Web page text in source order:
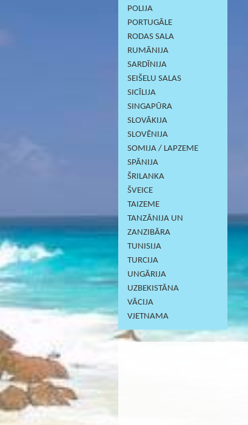
POLIJA
PORTUGĀLE
RODAS SALA
RUMĀNIJA
SARDĪNIJА
SEIŠELU SALAS
SICĪLIJA
SINGAPŪRA
SLOVĀKIJA
SLOVĒNIJA
SOMIJA / LAPZEME
SPĀNIJA
ŠRILANKA
ŠVEICE
TAIZEME
TANZĀNIJA UN
ZANZIBĀRA
TUNISIJA
TURCIJA
UNGĀRIJA
UZBEKISTĀNA
VĀCIJA
VJETNAMA